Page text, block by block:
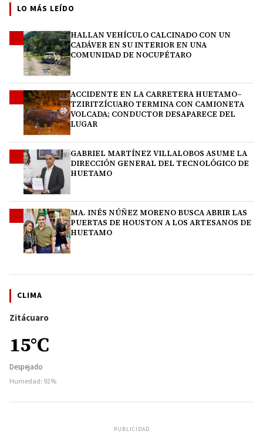
LO MÁS LEÍDO
HALLAN VEHÍCULO CALCINADO CON UN
CADÁVER EN SU INTERIOR EN UNA
COMUNIDAD DE NOCUPÉTARO
ACCIDENTE EN LA CARRETERA HUETAMO–
TZIRITZÍCUARO TERMINA CON CAMIONETA
VOLCADA; CONDUCTOR DESAPARECE DEL
LUGAR
GABRIEL MARTÍNEZ VILLALOBOS ASUME LA
DIRECCIÓN GENERAL DEL TECNOLÓGICO DE
HUETAMO
MA. INÉS NÚÑEZ MORENO BUSCA ABRIR LAS
PUERTAS DE HOUSTON A LOS ARTESANOS DE
HUETAMO
CLIMA
Zitácuaro
15°C
Despejado
Humedad: 92%
PUBLICIDAD